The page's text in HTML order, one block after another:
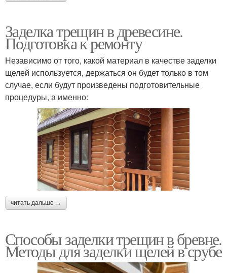
Заделка трещин в древесине.
Подготовка к ремонту
Независимо от того, какой материал в качестве заделки
щелей используется, держаться он будет только в том
случае, если будут произведены подготовительные
процедуры, а именно:
читать дальше →
Способы заделки трещин в бревне.
Методы для заделки щелей в срубе